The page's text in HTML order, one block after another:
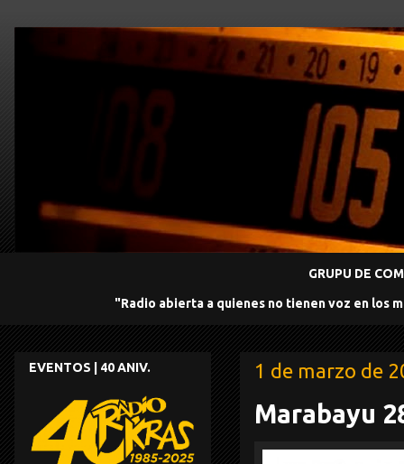
GRUPU DE
"Radio abierta a quienes no tienen voz en los
1 de marzo de
Marabayu
EVENTOS | 40 ANIV.